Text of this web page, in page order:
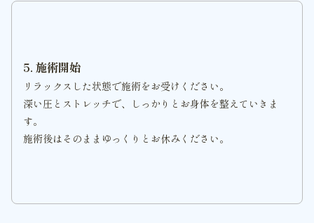
5. 施術開始
リラックスした状態で施術をお受けください。
深い圧とストレッチで、しっかりとお身体を整えていきま
す。
施術後はそのままゆっくりとお休みください。